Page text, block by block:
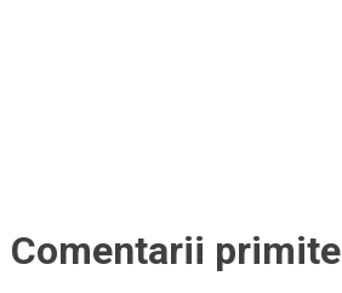
Comentarii primite